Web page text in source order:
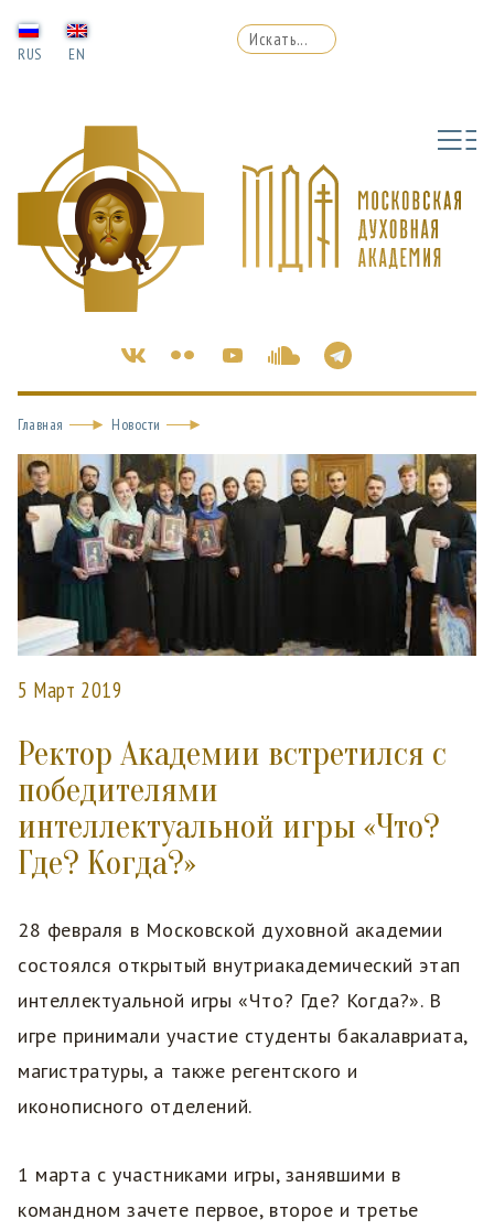
RUS EN
Главная Новости
5 Март 2019
Ректор Академии встретился с
победителями
интеллектуальной игры «Что?
Где? Когда?»
28 февраля в Московской духовной академии
состоялся открытый внутриакадемический этап
интеллектуальной игры «Что? Где? Когда?». В
игре принимали участие студенты бакалавриата,
магистратуры, а также регентского и
иконописного отделений.
1 марта с участниками игры, занявшими в
командном зачете первое, второе и третье